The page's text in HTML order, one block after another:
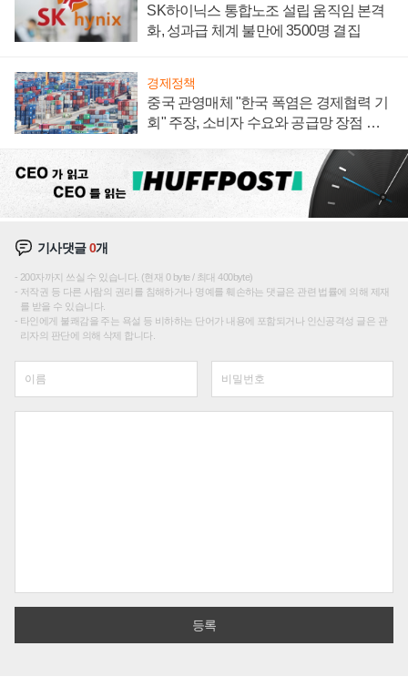
SK하이닉스 통합노조 설립 움직임 본격
화, 성과급 체계 불만에 3500명 결집
경제정책
중국 관영매체 "한국 폭염은 경제협력 기
회" 주장, 소비자 수요와 공급망 장점 강
기사댓글0개
200자까지 쓰실 수 있습니다. (현재 0 byte / 최대 400byte)
저작권 등 다른 사람의 권리를 침해하거나 명예를 훼손하는 댓글은 관련 법률에 의해 제재
를 받을 수 있습니다.
타인에게 불쾌감을 주는 욕설 등 비하하는 단어가 내용에 포함되거나 인신공격성 글은 관
리자의 판단에 의해 삭제 합니다.